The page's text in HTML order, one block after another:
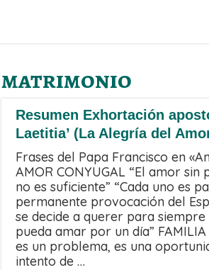
matrimonio
Resumen Exhortación
Laetitia’ (La Alegría del
Frases del Papa Francisco en
AMOR CONYUGAL “El amor sin
no es suficiente” “Cada uno es
permanente provocación del
se decide a querer para
pueda amar por un día”
es un problema, es una
intento de …